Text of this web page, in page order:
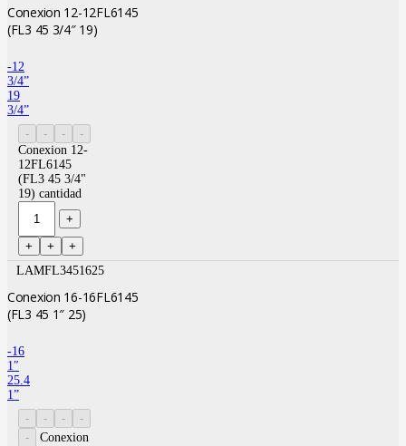
Conexion 12-12FL6145
(FL3 45 3/4″ 19)
-12
3/4”
19
3/4”
Conexion 12-
12FL6145
(FL3 45 3/4"
19) cantidad
LAMFL3451625
Conexion 16-16FL6145
(FL3 45 1″ 25)
-16
1″
25.4
1”
Conexion